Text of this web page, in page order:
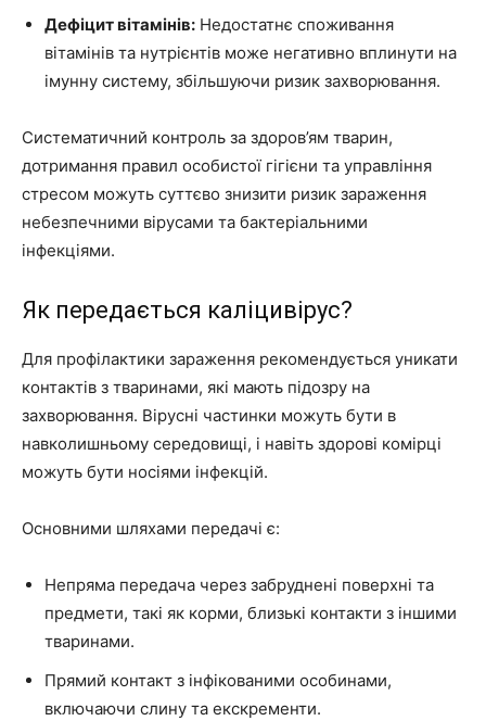
Дефіцит вітамінів: Недостатнє споживання
вітамінів та нутрієнтів може негативно вплинути на
імунну систему, збільшуючи ризик захворювання.
Систематичний контроль за здоров’ям тварин,
дотримання правил особистої гігієни та управління
стресом можуть суттєво знизити ризик зараження
небезпечними вірусами та бактеріальними
інфекціями.
Як передається каліцивірус?
Для профілактики зараження рекомендується уникати
контактів з тваринами, які мають підозру на
захворювання. Вірусні частинки можуть бути в
навколишньому середовищі, і навіть здорові комірці
можуть бути носіями інфекцій.
Основними шляхами передачі є:
Непряма передача через забруднені поверхні та
предмети, такі як корми, близькі контакти з іншими
тваринами.
Прямий контакт з інфікованими особинами,
включаючи слину та екскременти.